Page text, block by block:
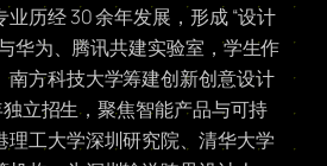
历经 30 余年发展，形成 “设计
华为、腾讯共建实验室，学生作
南方科技大学筹建创新创意设计
立招生，聚焦智能产品与可持
理工大学深圳研究院、清华大学